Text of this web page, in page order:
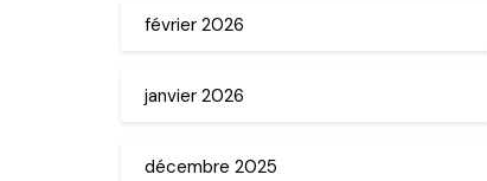
février 2026
janvier 2026
décembre 2025